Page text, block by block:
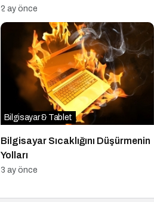
2 ay önce
Bilgisayar Sıcaklığını Düşürmenin
Yolları
Bilgisayar & Tablet
3 ay önce